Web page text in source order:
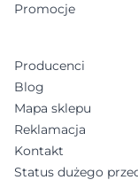
Promocje
Producenci
Blog
Mapa sklepu
Reklamacja
Kontakt
Status dużego